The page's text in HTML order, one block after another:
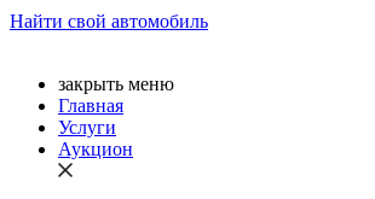
Найти свой автомобиль
закрыть меню
Главная
Услуги
Аукцион